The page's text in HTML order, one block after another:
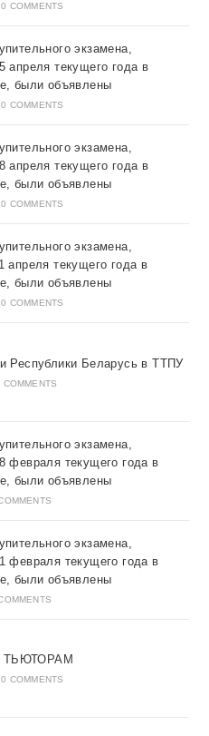
0 COMMENTS
экзамена,
апреля текущего года в
были объявлены
0 COMMENTS
экзамена,
апреля текущего года в
были объявлены
0 COMMENTS
экзамена,
апреля текущего года в
были объявлены
0 COMMENTS
Республики Беларусь в ТТПУ
COMMENTS
экзамена,
февраля текущего года в
были объявлены
экзамена,
февраля текущего года в
были объявлены
0 COMMENTS